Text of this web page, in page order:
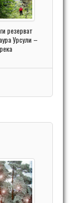
резерват
Урсули –